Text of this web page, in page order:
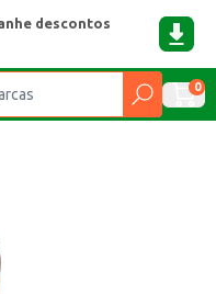
descontos
0